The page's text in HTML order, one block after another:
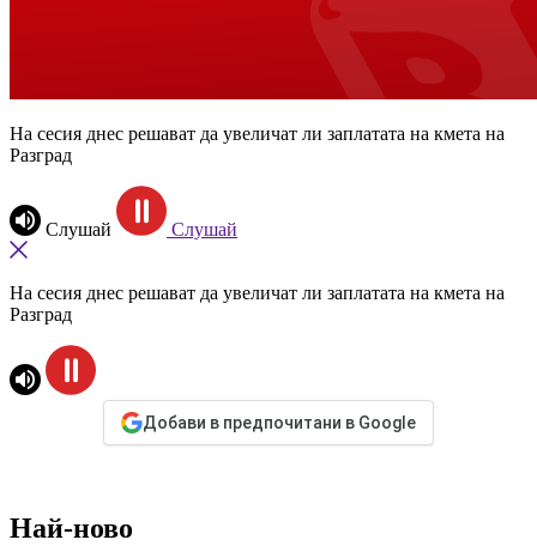
На сесия днес решават да увеличат ли заплатата на кмета на
Разград
Слушай Слушай
На сесия днес решават да увеличат ли заплатата на кмета на
Разград
Добави в предпочитани в Google
Най-ново